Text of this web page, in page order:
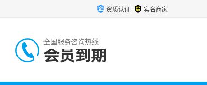
资质认证 实名商家
全国服务咨询热线:
会员到期